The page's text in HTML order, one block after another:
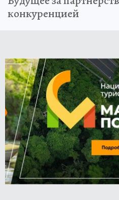
конкуренцией